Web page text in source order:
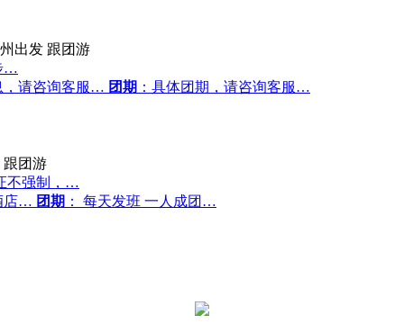
出发 跟团游
…
，请咨询客服… 团期 ：具体团期，请咨询客服…
跟团游
不强制，…
店… 团期 ： 每天发班 一人成团…